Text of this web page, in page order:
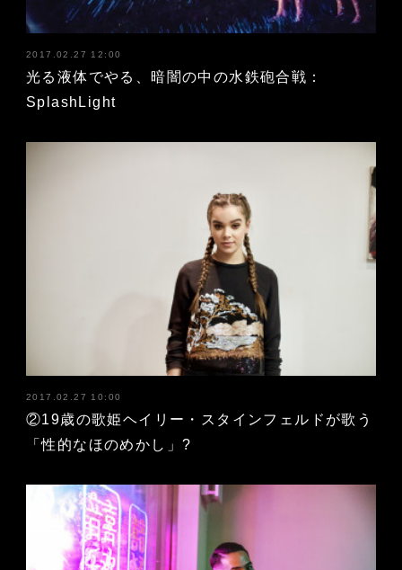
2017.02.27 12:00
光る液体でやる、暗闇の中の水鉄砲合戦：
SplashLight
2017.02.27 10:00
②19歳の歌姫ヘイリー・スタインフェルドが歌う
「性的なほのめかし」?